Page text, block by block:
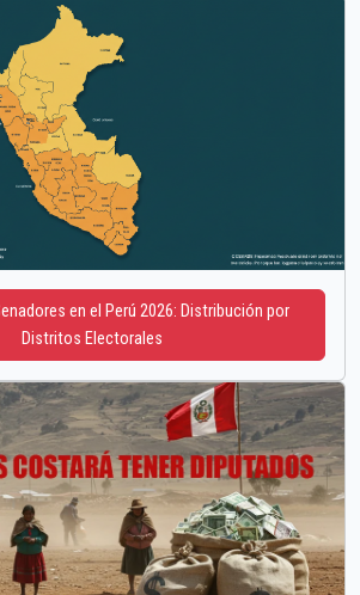
en el Perú 2026: Distribución por
Distritos Electorales